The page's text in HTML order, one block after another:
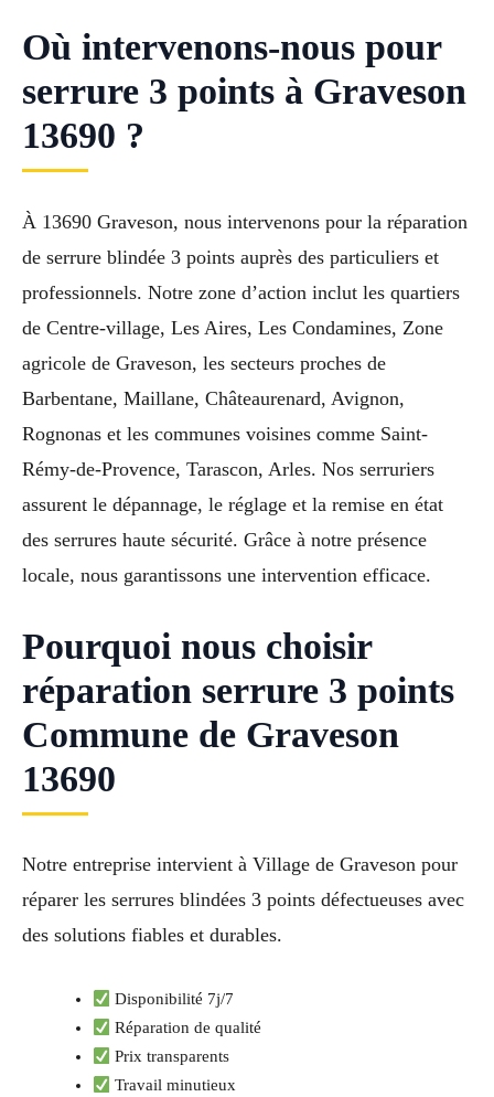
Où intervenons-nous pour
serrure 3 points à Graveson
13690 ?
À 13690 Graveson, nous intervenons pour la réparation
de serrure blindée 3 points auprès des particuliers et
professionnels. Notre zone d’action inclut les quartiers
de Centre-village, Les Aires, Les Condamines, Zone
agricole de Graveson, les secteurs proches de
Barbentane, Maillane, Châteaurenard, Avignon,
Rognonas et les communes voisines comme Saint-
Rémy-de-Provence, Tarascon, Arles. Nos serruriers
assurent le dépannage, le réglage et la remise en état
des serrures haute sécurité. Grâce à notre présence
locale, nous garantissons une intervention efficace.
Pourquoi nous choisir
réparation serrure 3 points
Commune de Graveson
13690
Notre entreprise intervient à Village de Graveson pour
réparer les serrures blindées 3 points défectueuses avec
des solutions fiables et durables.
Disponibilité 7j/7
Réparation de qualité
Prix transparents
Travail minutieux